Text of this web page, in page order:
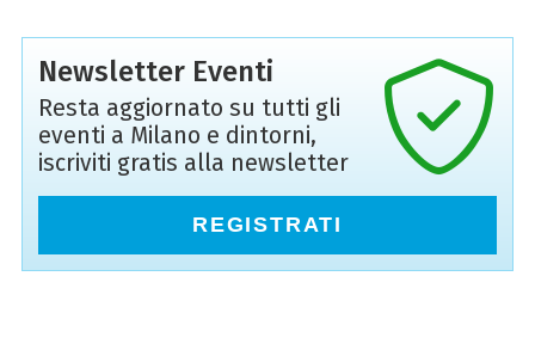
Newsletter Eventi
Resta aggiornato su tutti gli
eventi a Milano e dintorni,
iscriviti gratis alla newsletter
REGISTRATI